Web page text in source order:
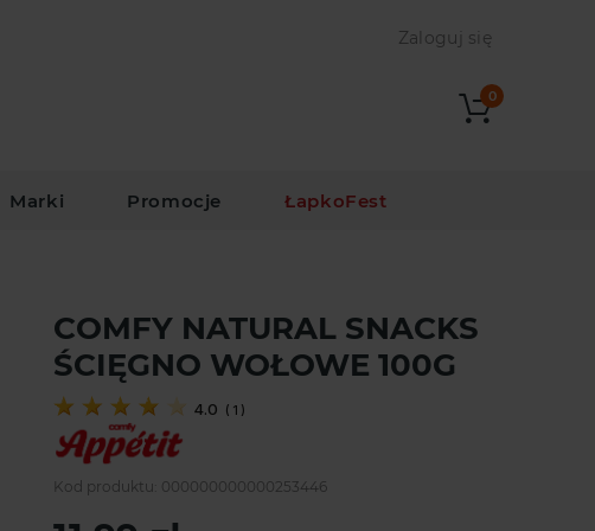
Zaloguj się
0
Marki Promocje ŁapkoFest
COMFY NATURAL SNACKS
ŚCIĘGNO WOŁOWE 100G
4.0 ( 1 )
Kod produktu: 000000000000253446